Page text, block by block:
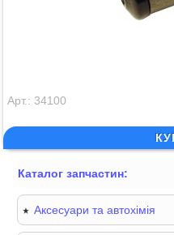
Арт.: 34100
Каталог запчастин:
Аксесуари та автохімія